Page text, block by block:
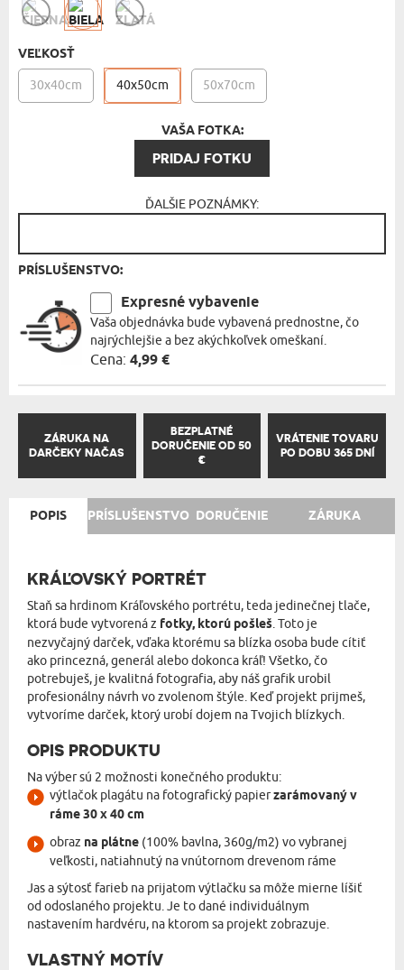
VEĽKOSŤ
30x40cm 40x50cm 50x70cm
VAŠA FOTKA:
PRIDAJ FOTKU
ĎALŠIE POZNÁMKY:
PRÍSLUŠENSTVO:
Expresné vybavenie
Vaša objednávka bude vybavená prednostne, čo
najrýchlejšie a bez akýchkoľvek omeškaní.
Cena: 4,99 €
ZÁRUKA NA
DARČEKY NAČAS
BEZPLATNÉ
DORUČENIE OD 50
€
VRÁTENIE TOVARU
PO DOBU 365 DNÍ
POPIS PRÍSLUŠENSTVO DORUČENIE ZÁRUKA
KRÁĽOVSKÝ PORTRÉT
Staň sa hrdinom Kráľovského portrétu, teda jedinečnej tlače,
ktorá bude vytvorená z fotky, ktorú pošleš. Toto je
nezvyčajný darček, vďaka ktorému sa blízka osoba bude cítiť
ako princezná, generál alebo dokonca kráľ! Všetko, čo
potrebuješ, je kvalitná fotografia, aby náš grafik urobil
profesionálny návrh vo zvolenom štýle. Keď projekt prijmeš,
vytvoríme darček, ktorý urobí dojem na Tvojich blízkych.
OPIS PRODUKTU
Na výber sú 2 možnosti konečného produktu:
výtlačok plagátu na fotografický papierzarámovaný v
ráme 30 x 40 cm
obraz na plátne (100% bavlna, 360g/m2) vo vybranej
veľkosti, natiahnutý na vnútornom drevenom ráme
Jas a sýtosť farieb na prijatom výtlačku sa môže mierne líšiť
od odoslaného projektu. Je to dané individuálnym
nastavením hardvéru, na ktorom sa projekt zobrazuje.
VLASTNÝ MOTÍV